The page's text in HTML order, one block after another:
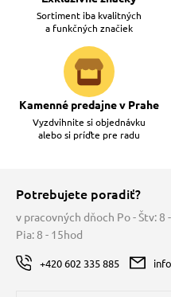
Sortiment iba kvalitných
a funkčných značiek
Kamenné predajne v Prahe
Vyzdvihnite si objednávku
alebo si príďte pre radu
Potrebujete poradiť?
v pracovných dňoch Po - Štv: 8
Pia: 8 - 15hod
+420 602 335 885